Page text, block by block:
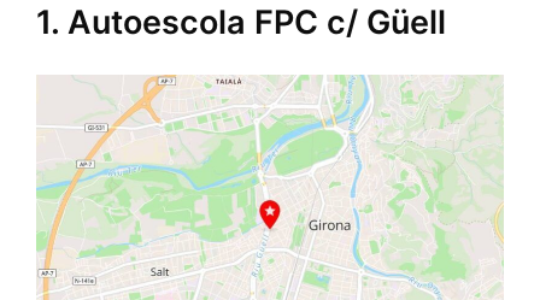
1. Autoescola FPC c/ Güell